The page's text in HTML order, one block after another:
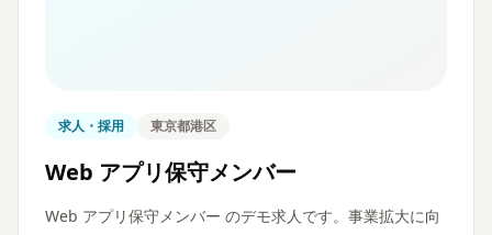
求人・採用 東京都港区
Web アプリ保守メンバー
Web アプリ保守メンバー のデモ求人です。事業拡大に向